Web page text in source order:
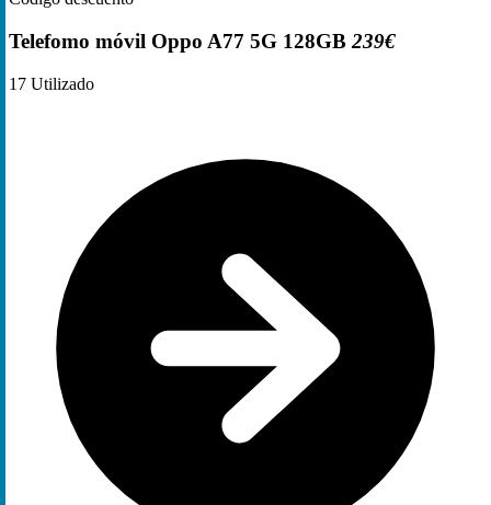
Telefomo móvil Oppo A77 5G 128GB 239€
17 Utilizado